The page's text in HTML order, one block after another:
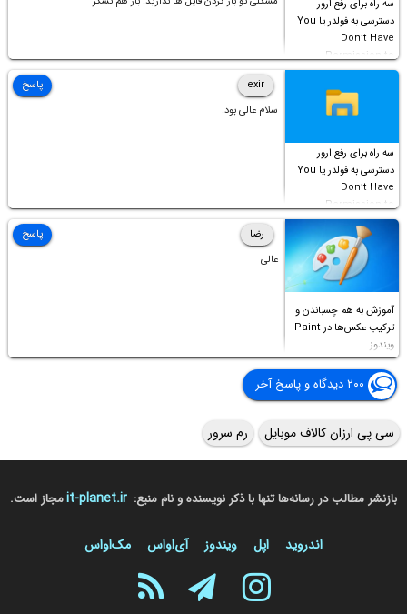
سه راه برای رفع ارور
دسترسی به فولدر یا You
Don’t Have
Permission to
Access this folder
سه راه برای رفع ارور
دسترسی به فولدر یا You
Don’t Have
Permission to
Access this folder
exir
سلام عالی بود.
پاسخ
آموزش به هم چسباندن و
ترکیب عکس‌ها در Paint
ویندوز
رضا
عالی
پاسخ
۲۰۰ دیدگاه و پاسخ آخر
سی پی ارزان کالاف موبایل رم سرور
بازنشر مطالب در رسانه‌ها تنها با ذکر نویسنده و نام منبع: it-planet.irمجاز است.
اندروید اپل ویندوز آی‌او‌اس مک‌او‌اس